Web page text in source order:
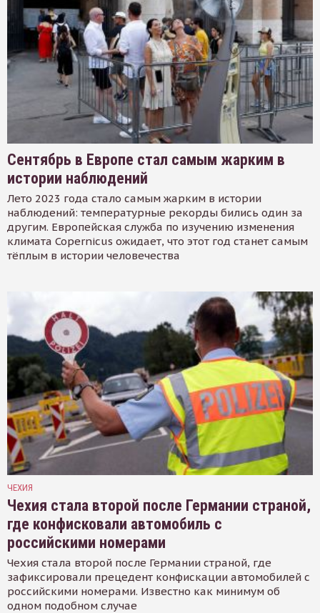
Сентябрь в Европе стал самым жарким в
истории наблюдений
Лето 2023 года стало самым жарким в истории
наблюдений: температурные рекорды бились один за
другим. Европейская служба по изучению изменения
климата Copernicus ожидает, что этот год станет самым
тёплым в истории человечества
ЧЕХИЯ
Чехия стала второй после Германии страной,
где конфисковали автомобиль с
российскими номерами
Чехия стала второй после Германии страной, где
зафиксировали прецедент конфискации автомобилей с
российскими номерами. Известно как минимум об
одном подобном случае